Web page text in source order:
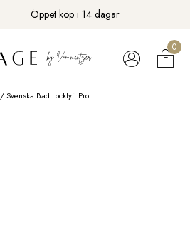
Öppet köp i 14 dagar
0
/ Svenska Bad Locklyft Pro